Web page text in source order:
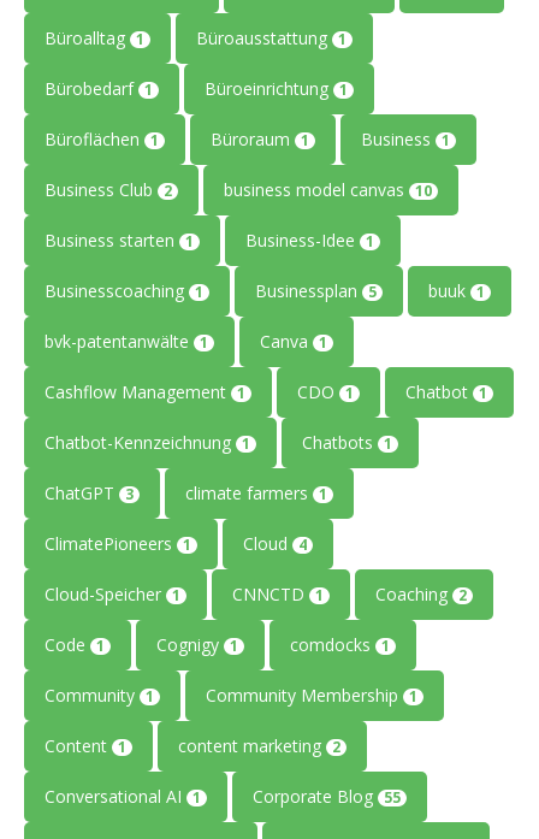
Büroalltag 1 Büroausstattung 1
Bürobedarf 1 Büroeinrichtung 1
Büroflächen 1 Büroraum 1 Business 1
Business Club 2 business model canvas 10
Business starten 1 Business-Idee 1
Businesscoaching 1 Businessplan 5 buuk 1
bvk-patentanwälte 1 Canva 1
Cashflow Management 1 CDO 1 Chatbot 1
Chatbot-Kennzeichnung 1 Chatbots 1
ChatGPT 3 climate farmers 1
ClimatePioneers 1 Cloud 4
Cloud-Speicher 1 CNNCTD 1 Coaching 2
Code 1 Cognigy 1 comdocks 1
Community 1 Community Membership 1
Content 1 content marketing 2
Conversational AI 1 Corporate Blog 55